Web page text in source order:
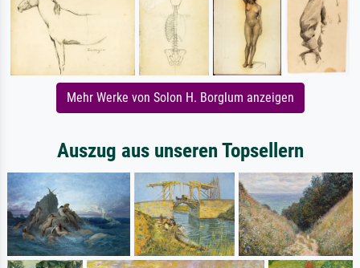
Mehr Werke von Solon H. Borglum anzeigen
Auszug aus unseren Topsellern